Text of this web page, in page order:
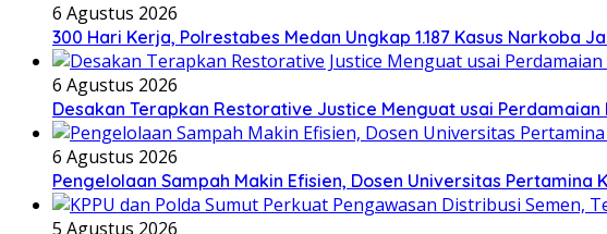
6 Agustus 2026
300 Hari Kerja, Polrestabes Medan Ungkap 1.187 Kasus Narkoba
6 Agustus 2026
Desakan Terapkan Restorative Justice Menguat usai Perdamaian
6 Agustus 2026
Pengelolaan Sampah Makin Efisien, Dosen Universitas Pertamina
5 Agustus 2026